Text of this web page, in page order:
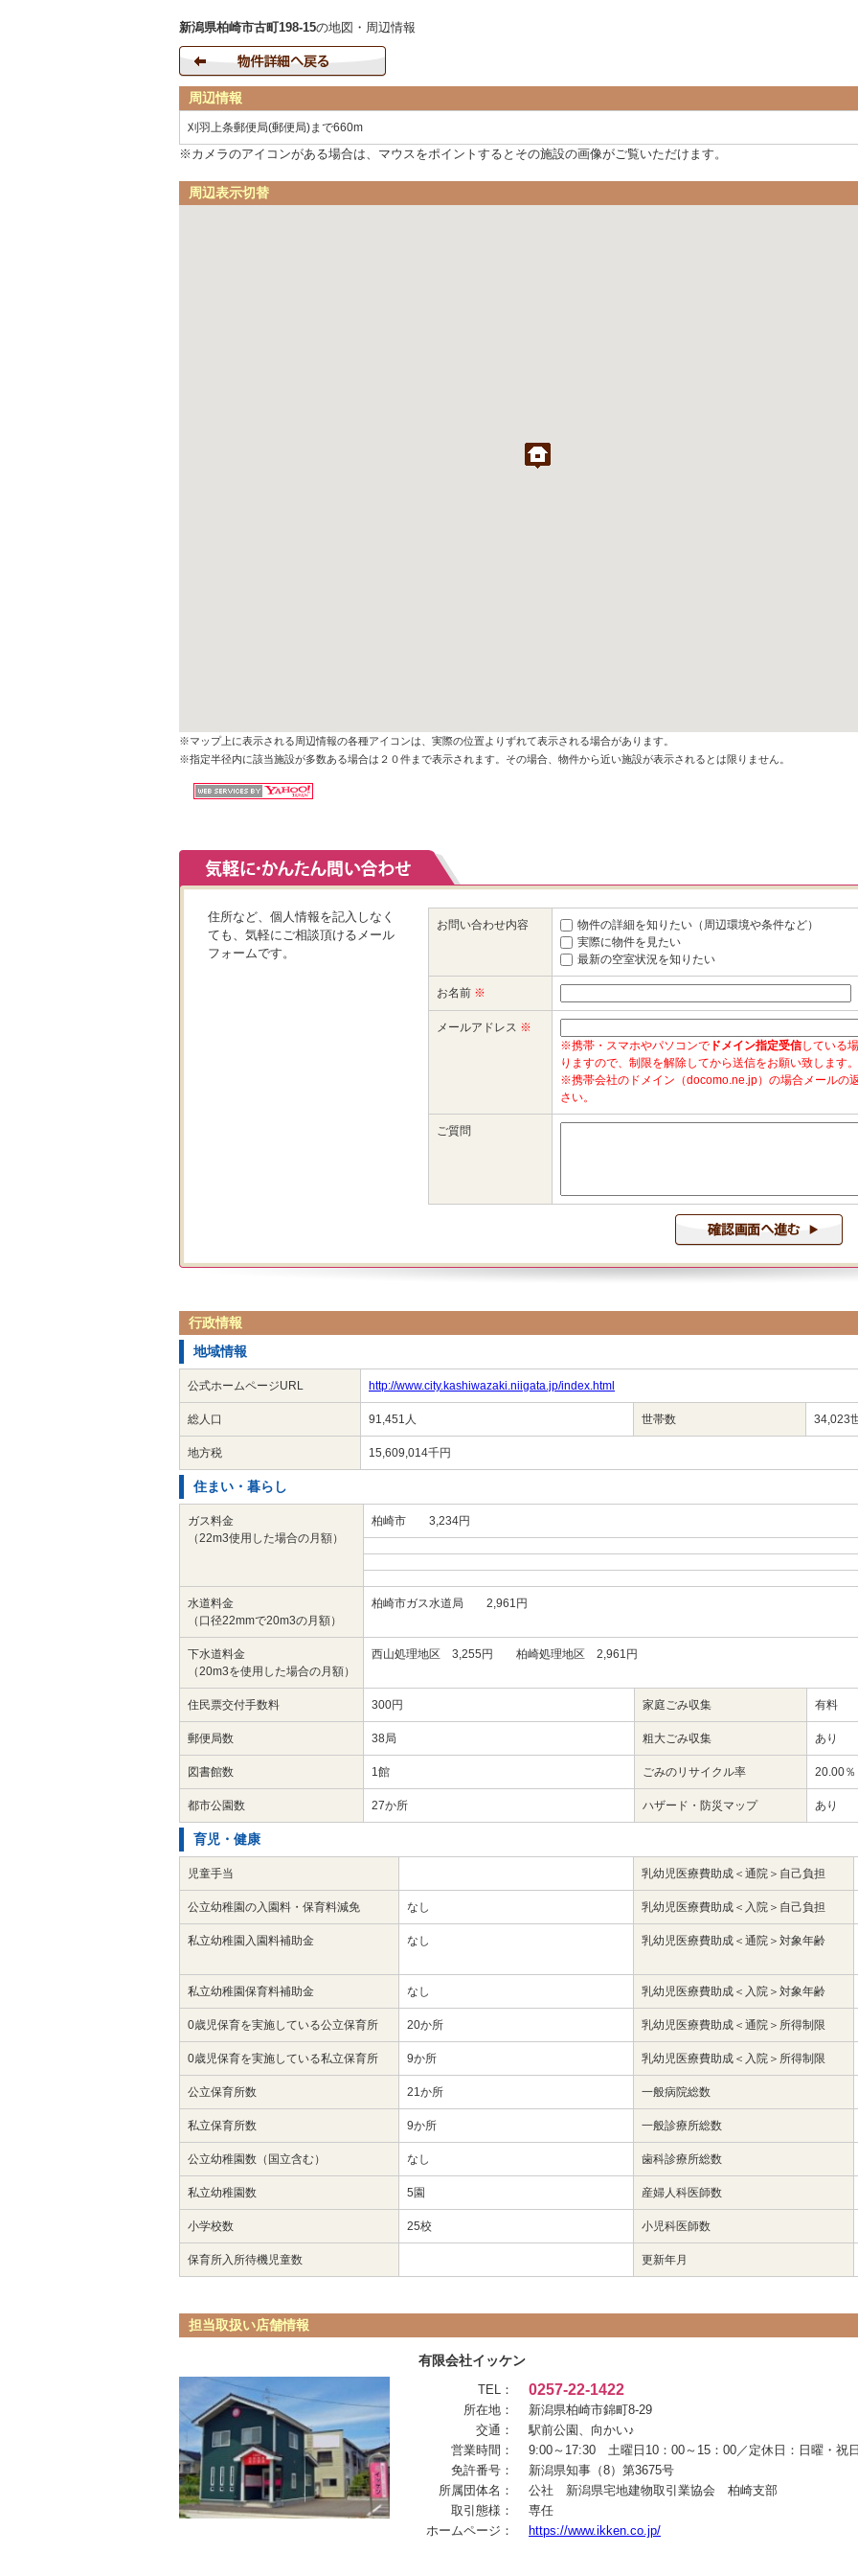
新潟県柏崎市古町198-15の地図・周辺情報
周辺情報
刈羽上条郵便局(郵便局)まで660m
※カメラのアイコンがある場合は、マウスをポイントするとその施設の画像がご覧いただけます。
周辺表示切替
※マップ上に表示される周辺情報の各種アイコンは、実際の位置よりずれて表示される場合があります。
※指定半径内に該当施設が多数ある場合は２０件まで表示されます。その場合、物件から近い施設が表示されるとは限りません。
行政情報
地域情報
公式ホームページURL http://www.city.kashiwazaki.niigata.jp/index.html
総人口 91,451人 世帯数 34,023
地方税 15,609,014千円
住まい・暮らし
ガス料金
（22m3使用した場合の月額）
柏崎市 3,234円
水道料金
（口径22mmで20m3の月額）
柏崎市ガス水道局 2,961円
下水道料金
（20m3を使用した場合の月額）
西山処理地区 3,255円 柏崎処理地区 2,961円
住民票交付手数料 300円 家庭ごみ収集 有料
郵便局数 38局 粗大ごみ収集 あり
図書館数 1館 ごみのリサイクル率 20.00％
都市公園数 27か所 ハザード・防災マップ あり
育児・健康
児童手当 乳幼児医療費助成＜通院＞自己負担
公立幼稚園の入園料・保育料減免 なし 乳幼児医療費助成＜入院＞自己負担
私立幼稚園入園料補助金 なし 乳幼児医療費助成＜通院＞対象年齢
私立幼稚園保育料補助金 なし 乳幼児医療費助成＜入院＞対象年齢
0歳児保育を実施している公立保育所 20か所 乳幼児医療費助成＜通院＞所得制限
0歳児保育を実施している私立保育所 9か所 乳幼児医療費助成＜入院＞所得制限
公立保育所数 21か所 一般病院総数
私立保育所数 9か所 一般診療所総数
公立幼稚園数（国立含む） なし 歯科診療所総数
私立幼稚園数 5園 産婦人科医師数
小学校数 25校 小児科医師数
保育所入所待機児童数 更新年月
担当取扱い店舗情報
有限会社イッケン
TEL： 0257-22-1422
所在地：
新潟県柏崎市錦町8-29
交通：
駅前公園、向かい♪
営業時間：
9:00～17:30 土曜日10：00～15：00／定休日：日曜・祝
免許番号：
新潟県知事（8）第3675号
所属団体名：
公社 新潟県宅地建物取引業協会 柏崎支部
取引態様：
専任
ホームページ：
https://www.ikken.co.jp/